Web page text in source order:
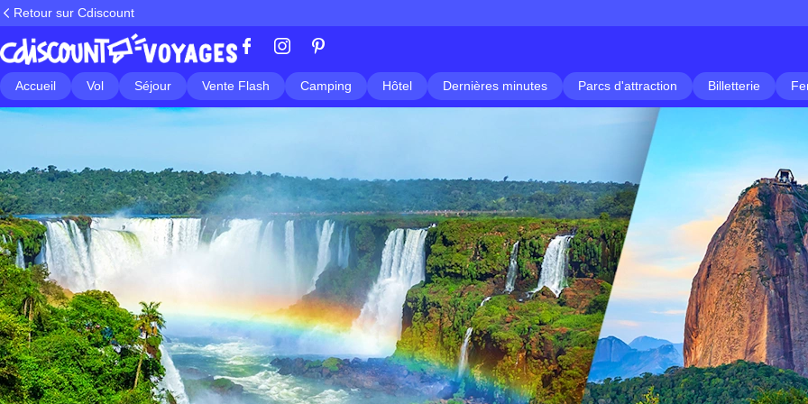
Retour sur Cdiscount
Accueil Vol Séjour Vente Flash Camping Hôtel Dernières minutes Parcs d'attraction Billetterie